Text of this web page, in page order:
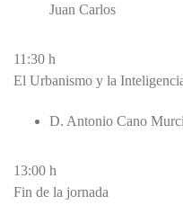
Juan Carlos
11:30 h
El Urbanismo y la
D. Antonio Cano
13:00 h
Fin de la jornada